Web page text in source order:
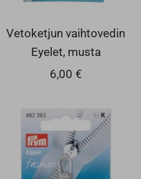
Eyelet, musta
Alennushinta
6,00 €